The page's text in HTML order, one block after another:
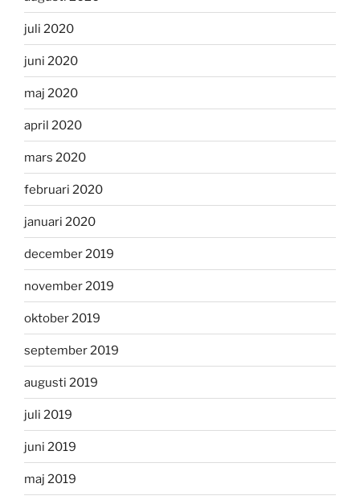
juli 2020
juni 2020
maj 2020
april 2020
mars 2020
februari 2020
januari 2020
december 2019
november 2019
oktober 2019
september 2019
augusti 2019
juli 2019
juni 2019
maj 2019